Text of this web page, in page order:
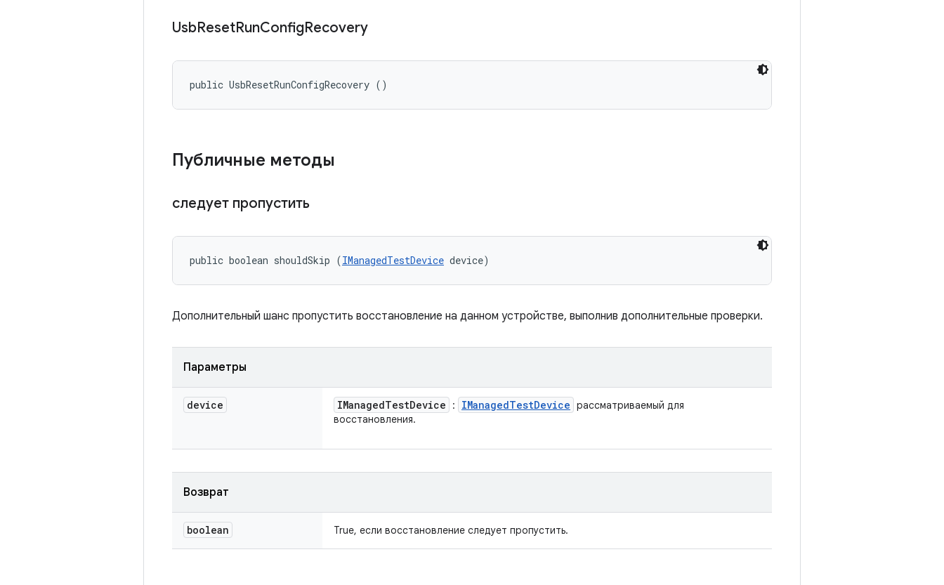
UsbResetRunConfigRecovery
public UsbResetRunConfigRecovery ()
Публичные методы
следует пропустить
public boolean shouldSkip (IManagedTestDevice device)
Дополнительный шанс пропустить восстановление на данном устройстве, выполнив дополнительные проверки.
Параметры
device IManagedTestDevice : IManagedTestDevice рассматриваемый для
восстановления.
Возврат
boolean True, если восстановление следует пропустить.